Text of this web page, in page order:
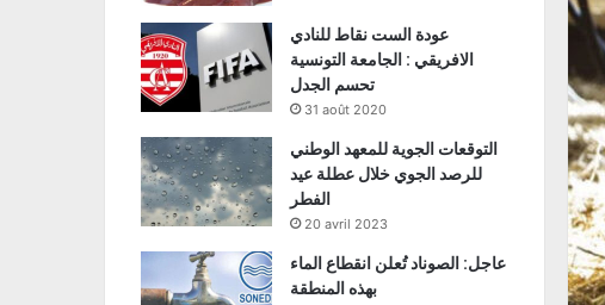
عودة الست نقاط للنادي
الافريقي : الجامعة التونسية
تحسم الجدل
31 août 2020
التوقعات الجوية للمعهد الوطني
للرصد الجوي خلال عطلة عيد
الفطر
20 avril 2023
عاجل: الصوناد تُعلن انقطاع الماء
بهذه المنطقة